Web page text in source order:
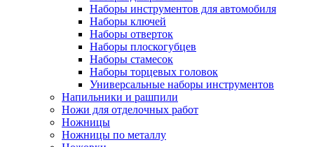
Наборы инструментов для автомобиля
Наборы ключей
Наборы отверток
Наборы плоскогубцев
Наборы стамесок
Наборы торцевых головок
Универсальные наборы инструментов
Напильники и рашпили
Ножи для отделочных работ
Ножницы
Ножницы по металлу